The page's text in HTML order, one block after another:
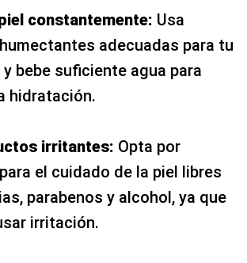
constantemente: Usa
adecuadas para tu
bebe suficiente agua para
hidratación.
irritantes: Opta por
el cuidado de la piel libres
parabenos y alcohol, ya que
irritación.